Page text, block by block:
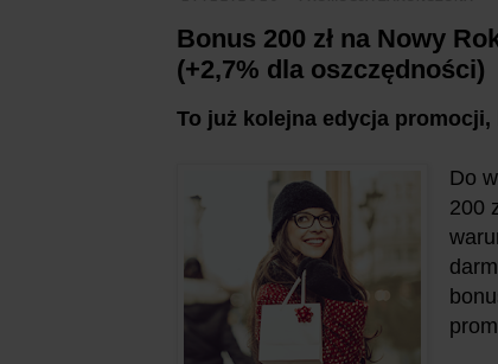
Bonus 200 zł na Nowy
(+2,7% dla oszczędności)
To już kolejna edycja
Do
200